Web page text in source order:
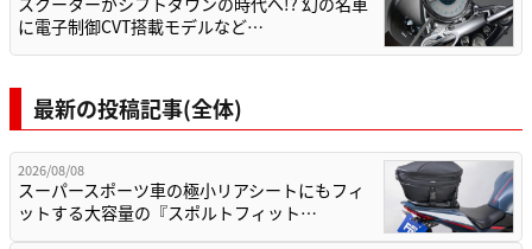
に電子制御CVT搭載モデルなど…
最新の投稿記事(全体)
2026/08/08
スーパースポーツ車の極小リアシートにもフィ
ットする大容量の『スポルトフィット…